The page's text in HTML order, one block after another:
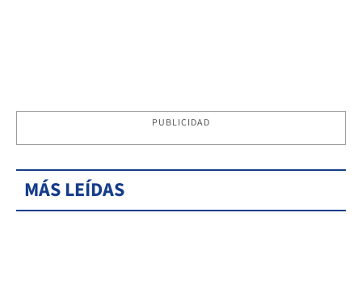
PUBLICIDAD
MÁS LEÍDAS